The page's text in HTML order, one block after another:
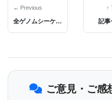
そのような人工設計タ
見極めるためには、さら
研究者達はコメントして
特性を有する新しいタン
← Previous
全ゲノムシーケンスで疾病メカニズムの同定〜脳性麻痺で苦しむ双子の兄弟に治療の道
↑
記事
ご意見・ご感